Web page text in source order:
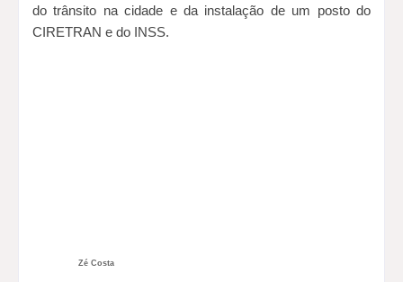
do trânsito na cidade e da instalação de um posto do
CIRETRAN e do INSS.
Zé Costa